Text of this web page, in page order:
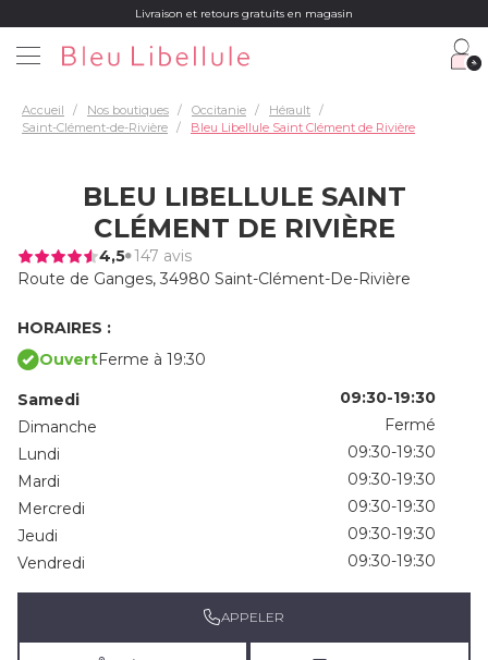
Livraison et retours gratuits en magasin
Accueil Nos boutiques Occitanie
Hérault
Saint-Clément-de-Rivière
Bleu Libellule Saint Clément de Rivière
BLEU LIBELLULE SAINT
CLÉMENT DE RIVIÈRE
4,5 147 avis
Route de Ganges, 34980 Saint-Clément-De-Rivière
HORAIRES :
OuvertFerme à 19:30
Samedi
09:30-19:30
Dimanche
Fermé
Lundi
09:30-19:30
Mardi
09:30-19:30
Mercredi
09:30-19:30
Jeudi
09:30-19:30
Vendredi
09:30-19:30
APPELER